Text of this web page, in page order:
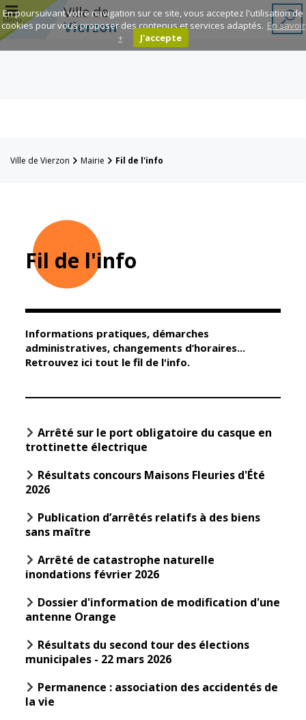
Menu
Ville de
Vierzon
Mairie
Élus
Conseil
Ville
Marchés
Cimetières
Titres
d'identité
Élections
Jumelages
Publication des
administratifs
Journal
municipal
Actualités
Guichet unique
Petite enfance
Relais petite
Multi-accueil
Établissements
Accueil avant
Réussite
2027
jeunesse
Ville de Vierzon Mairie Fil de l'info
Fil de l'info
Informations pratiques, démarches
administratives, changements d’horaires...
Retrouvez ici tout le fil de l'info.
Arrêté sur le port obligatoire du casque en
trottinette électrique
Résultats concours Maisons Fleuries d'Été
2026
Publication d’arrêtés relatifs à des biens
sans maître
Arrêté de catastrophe naturelle
inondations février 2026
Dossier d'information de modification d'une
antenne Orange
Résultats du second tour des élections
municipales - 22 mars 2026
Permanence : association des accidentés de
la vie
En poursuivant votre navigation sur ce site, vous acceptez l'utilisation de
cookies pour vous proposer des contenus et services adaptés. En savoir
+
J'accepte